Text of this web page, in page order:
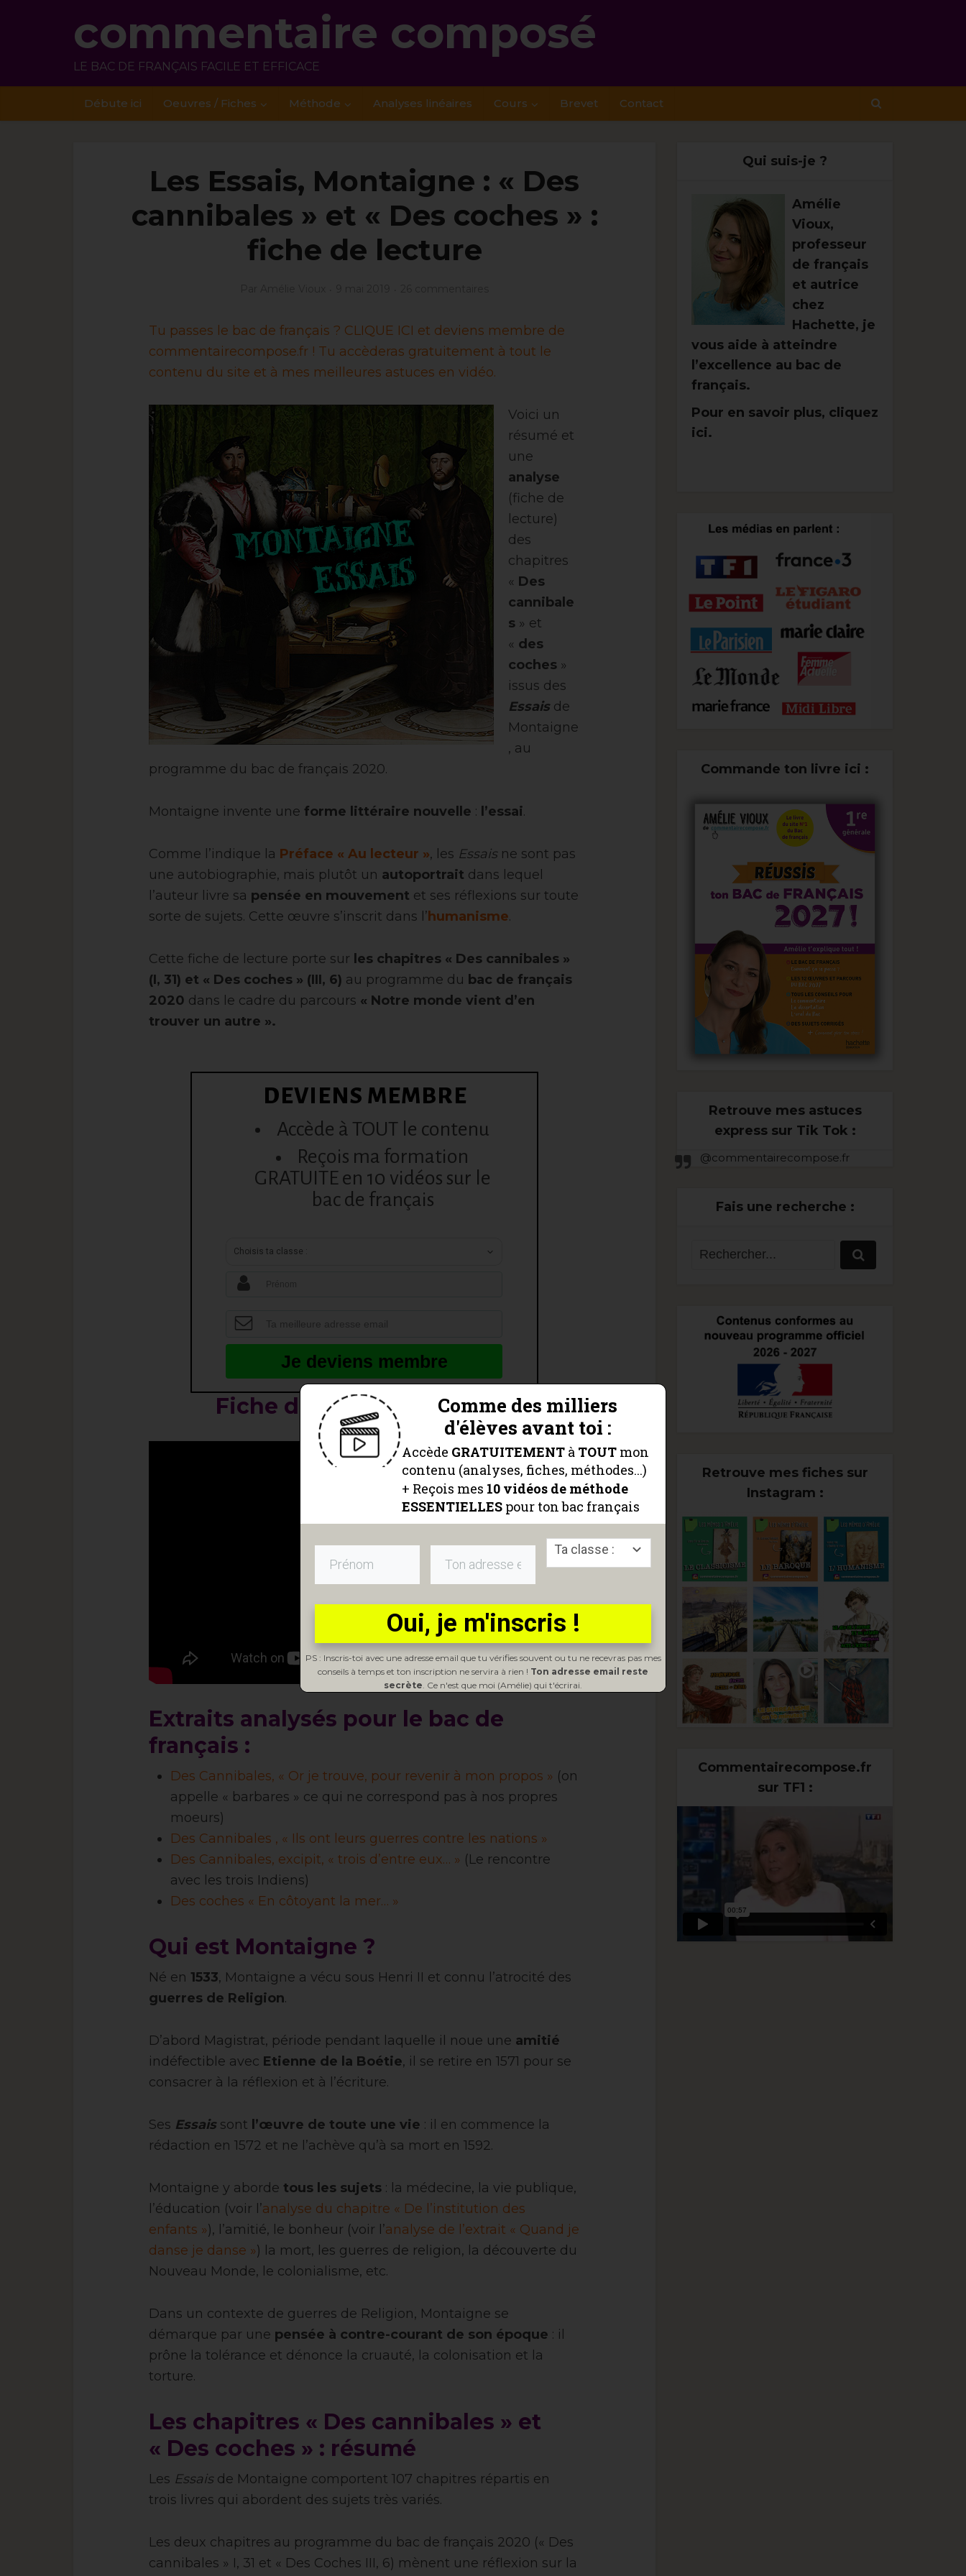
commentaire composé
LE BAC DE FRANÇAIS FACILE ET EFFICACE
Débute ici Oeuvres / Fiches Méthode Analyses linéaires Cours Brevet Contact
Les Essais, Montaigne : « Des
cannibales » et « Des coches » :
fiche de lecture
Tu passes le bac de français ? CLIQUE ICI et deviens membre de
commentairecompose.fr ! Tu accèderas gratuitement à tout le
contenu du site et à mes meilleures astuces en vidéo.
Voici un
résumé et
une
analyse
(fiche de
lecture)
des
chapitres
« Des
cannibale
s » et
« des
coches »
issus des
Essaisde
Montaigne
, au
programme du bac de français 2020.
Montaigne invente une forme littéraire nouvelle : l’essai.
Comme l’indique la Préface « Au lecteur », les Essaisne sont pas
une autobiographie, mais plutôt un autoportrait dans lequel
l’auteur livre sa pensée en mouvement et ses réflexions sur toute
sorte de sujets. Cette œuvre s’inscrit dans l’ humanisme.
Cette fiche de lecture porte sur les chapitres « Des cannibales »
(I, 31) et « Des coches » (III, 6) au programme du bac de français
2020 dans le cadre du parcours « Notre monde vient d’en
trouver un autre ».
DEVIENS MEMBRE
Accède à TOUT le contenu
Reçois ma formation
GRATUITE en 10 vidéos sur le
bac de français
Choisis ta classe :
Je deviens membre
Fiche de lecture en vidéo :
Extraits analysés pour le bac de
français :
Des Cannibales, « Or je trouve, pour revenir à mon propos » (on
appelle « barbares » ce qui ne correspond pas à nos propres
moeurs)
Des Cannibales , « Ils ont leurs guerres contre les nations »
Des Cannibales, excipit, « trois d’entre eux… » (Le rencontre
avec les trois Indiens)
Des coches « En côtoyant la mer… »
Qui est Montaigne ?
Né en 1533, Montaigne a vécu sous Henri II et connu l’atrocité des
guerres de Religion.
D’abord Magistrat, période pendant laquelle il noue une amitié
indéfectible avec Etienne de la Boétie, il se retire en 1571 pour se
consacrer à la réflexion et à l’écriture.
Ses Essaissont l’œuvre de toute une vie : il en commence la
rédaction en 1572 et ne l’achève qu’à sa mort en 1592.
Montaigne y aborde tous les sujets : la médecine, la vie publique,
l’éducation (voir l’analyse du chapitre « De l’institution des
enfants »), l’amitié, le bonheur (voir l’analyse de l’extrait « Quand je
danse je danse ») la mort, les guerres de religion, la découverte du
Nouveau Monde, le colonialisme, etc.
Dans un contexte de guerres de Religion, Montaigne se
démarque par une pensée à contre-courant de son époque : il
prône la tolérance et dénonce la cruauté, la colonisation et la
torture.
Les chapitres « Des cannibales » et
« Des coches » : résumé
Les Essaisde Montaigne comportent 107 chapitres répartis en
trois livres qui abordent des sujets très variés.
Les deux chapitres au programme du bac de français 2020 (« Des
cannibales » I, 31 et « Des Coches III, 6) mènent une réflexion sur la
Qui suis-je ?
Amélie
Vioux,
professeur
de français
et autrice
chez
Hachette, je
vous aide à atteindre
l’excellence au bac de
français.
Pour en savoir plus, cliquez
ici.
Commande ton livre ici :
Retrouve mes astuces
express sur Tik Tok :
@commentairecompose.fr
Fais une recherche :
Retrouve mes fiches sur
Instagram :
Commentairecompose.fr
sur TF1 :
Comme des milliers
d'élèves avant toi :
Accède GRATUITEMENTà TOUTmon
contenu (analyses, fiches, méthodes...)
+ Reçois mes 10 vidéos de méthode
ESSENTIELLESpour ton bac français
Ta classe :
Oui, je m'inscris !
PS : Inscris-toi avec une adresse email que tu vérifies souvent ou tu ne recevras pas mes
conseils à temps et ton inscription ne servira à rien ! Ton adresse email reste
secrète. Ce n'est que moi (Amélie) qui t'écrirai.